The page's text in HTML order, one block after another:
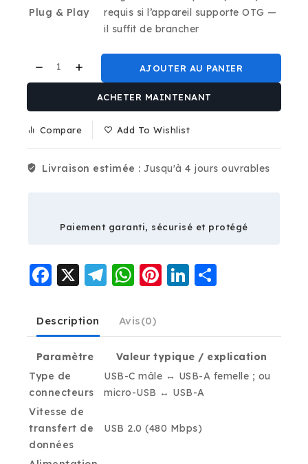
Plug & Play
requis si l’appareil supporte OTG —
il suffit de brancher
AJOUTER AU PANIER
ACHETER MAINTENANT
Compare Add To Wishlist
Livraison estimée : Jusqu'à 4 jours ouvrables
Paiement garanti, sécurisé et protégé
Facebook
X Telegram
WhatsApp
Pinterest
LinkedIn
Description Avis(0)
Paramètre
Valeur typique / explication
Type de
connecteurs
USB-C mâle ↔ USB-A femelle ; ou
micro-USB ↔ USB-A
Vitesse de
transfert de
données
USB 2.0 (480 Mbps)